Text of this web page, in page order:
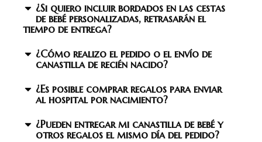
¿Si quiero incluir bordados en las cestas
de bebé personalizadas, retrasarán el
tiempo de entrega?
¿Cómo realizo el pedido o el envío de
canastilla de recién nacido?
¿Es posible comprar regalos para enviar
al hospital por nacimiento?
¿Pueden entregar mi canastilla de bebé y
otros regalos el mismo día del pedido?